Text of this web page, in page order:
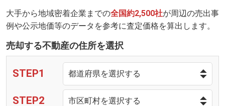
大手から地域密着企業までの全国約2,500社が周辺の売出事
例や公示地価等のデータを参考に査定価格を算出します。
売却する不動産の住所を選択
STEP1
STEP2